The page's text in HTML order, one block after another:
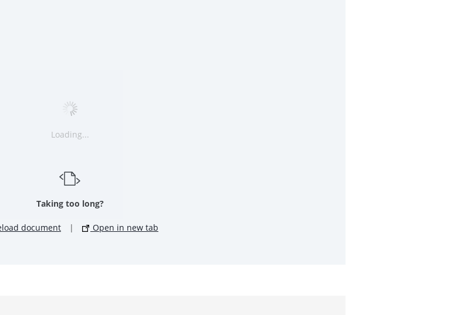
Loading...
Taking too long?
document | Open in new tab